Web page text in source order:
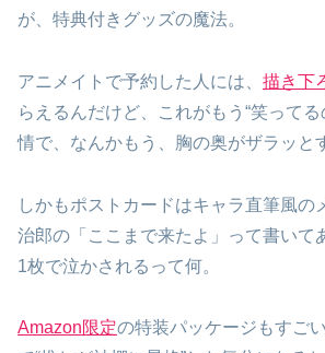
が、特典付きグッズの魔法。
アニメイトで予約した人には、 描き下
らえるんだけど、これがもう“笑って
情で、なんかもう、胸の奥がザラッと
しかもポストカードはキャラ直筆風の
治郎の「ここまで来たよ」って書いて
1枚で泣かされるって何。
Amazon限定の特装パッケージもすご